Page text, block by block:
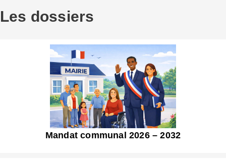
Les dossiers
Mandat communal 2026 – 2032